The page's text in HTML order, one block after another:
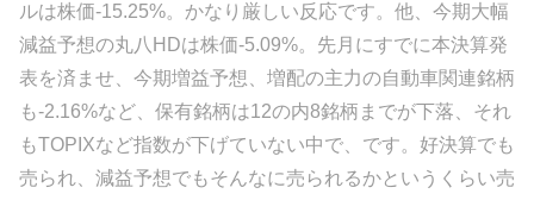
ルは株価-15.25%。かなり厳しい反応です。他、今期大幅
減益予想の丸八HDは株価-5.09%。先月にすでに本決算発
表を済ませ、今期増益予想、増配の主力の自動車関連銘柄
も-2.16%など、保有銘柄は12の内8銘柄までが下落、それ
もTOPIXなど指数が下げていない中で、です。好決算でも
売られ、減益予想でもそんなに売られるかというくらい売